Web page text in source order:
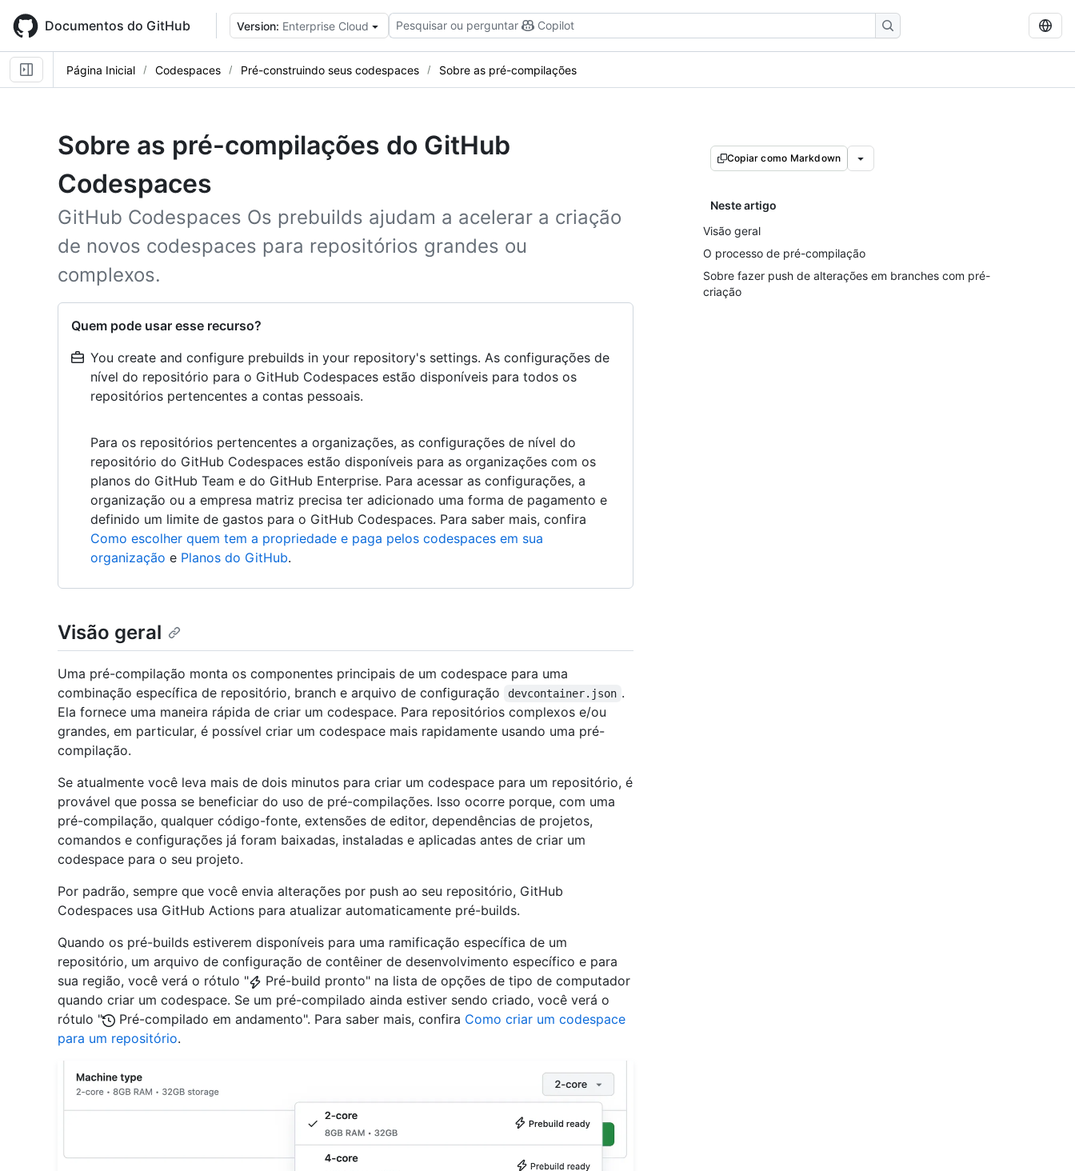
main
content
Documentos do GitHub Version: Enterprise Cloud Pesquisar ou perguntar Copilot
Página Inicial Codespaces Pré-construindo seus codespaces Sobre as pré-compilações
Sobre as pré-compilações do GitHub
Codespaces
GitHub Codespaces Os prebuilds ajudam a acelerar a criação
de novos codespaces para repositórios grandes ou
complexos.
Quem pode usar esse recurso?
You create and configure prebuilds in your repository's settings. As configurações de
nível do repositório para o GitHub Codespaces estão disponíveis para todos os
repositórios pertencentes a contas pessoais.
Para os repositórios pertencentes a organizações, as configurações de nível do
repositório do GitHub Codespaces estão disponíveis para as organizações com os
planos do GitHub Team e do GitHub Enterprise. Para acessar as configurações, a
organização ou a empresa matriz precisa ter adicionado uma forma de pagamento e
definido um limite de gastos para o GitHub Codespaces. Para saber mais, confira
Como escolher quem tem a propriedade e paga pelos codespaces em sua
organização e Planos do GitHub.
Copiar como Markdown
Neste artigo
Visão geral
O processo de pré-compilação
Sobre fazer push de alterações em branches com pré-
criação
Visão geral
Uma pré-compilação monta os componentes principais de um codespace para uma
combinação específica de repositório, branch e arquivo de configuração
devcontainer.json .
Ela fornece uma maneira rápida de criar um codespace. Para repositórios complexos e/ou
grandes, em particular, é possível criar um codespace mais rapidamente usando uma pré-
compilação.
Se atualmente você leva mais de dois minutos para criar um codespace para um repositório, é
provável que possa se beneficiar do uso de pré-compilações. Isso ocorre porque, com uma
pré-compilação, qualquer código-fonte, extensões de editor, dependências de projetos,
comandos e configurações já foram baixadas, instaladas e aplicadas antes de criar um
codespace para o seu projeto.
Por padrão, sempre que você envia alterações por push ao seu repositório, GitHub
Codespaces usa GitHub Actions para atualizar automaticamente pré-builds.
Quando os pré-builds estiverem disponíveis para uma ramificação específica de um
repositório, um arquivo de configuração de contêiner de desenvolvimento específico e para
sua região, você verá o rótulo "
Pré-build pronto" na lista de opções de tipo de computador
quando criar um codespace. Se um pré-compilado ainda estiver sendo criado, você verá o
rótulo "
Pré-compilado em andamento". Para saber mais, confira Como criar um codespace
para um repositório.